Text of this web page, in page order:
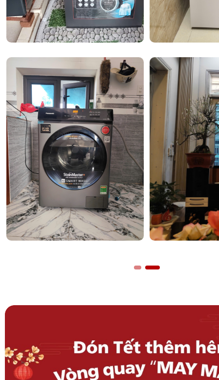
Bên cạnh đó, bộ lọc khử mùiDeodorizing Filter
loại bỏ các mùi hôi khó chịu từ thực phẩm tươi sống
các loại gia vị. Không gian bên trong tủ luôn giữ được
sạch sẽ, đảm bảo vệ sinh an toàn thực phẩm cho cả gia
Hơn thế nữa, tính nănglàm đá tự độnglà một sự nâng
Thay vì phải châm nước vào từng khay đá thủ công,
vào hộc chứa, hệ thống sẽ tự động vận hành và tạo ra